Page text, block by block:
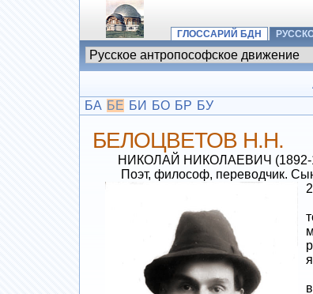
ГЛОССАРИЙ БДН
БА БЕ БИ БО БР БУ
БЕЛОЦВЕТОВ Н.Н.
НИКОЛАЙ НИКОЛАЕВИЧ (1892-
Поэт, философ, переводчик. Сын